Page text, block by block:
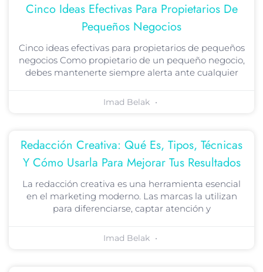
Cinco Ideas Efectivas Para Propietarios De
Pequeños Negocios
Cinco ideas efectivas para propietarios de pequeños
negocios Como propietario de un pequeño negocio,
debes mantenerte siempre alerta ante cualquier
Imad Belak
Redacción Creativa: Qué Es, Tipos, Técnicas
Y Cómo Usarla Para Mejorar Tus Resultados
La redacción creativa es una herramienta esencial
en el marketing moderno. Las marcas la utilizan
para diferenciarse, captar atención y
Imad Belak